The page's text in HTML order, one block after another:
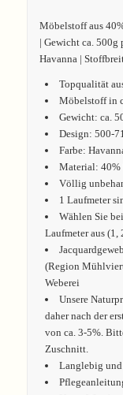
Möbelstoff aus
| Gewicht ca. 500g
Havanna |
Topqualität
Möbelstoff in
Gewicht: ca.
Design: 500-
Farbe:
Material: 40%
Völlig
1 Laufmeter
Wählen Sie
Laufmeter aus (1,
(Region
Weberei
Unsere
daher nach der
von ca. 3-5%.
Zuschnitt.
Langlebig